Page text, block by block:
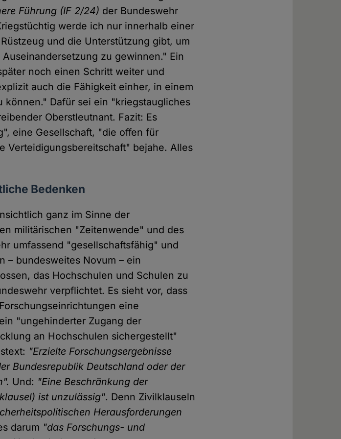
Führung (IF 2/24) der Bundeswehr
werde ich nur innerhalb einer
und die Unterstützung gibt, um
zu gewinnen." Ein
noch einen Schritt weiter und
auch die Fähigkeit einher, in einem
Dafür sei ein "kriegstaugliches
Oberstleutnant. Fazit: Es
eine Gesellschaft, "die offen für
Verteidigungsbereitschaft" bejahe. Alles
Bedenken
ganz im Sinne der
militärischen "Zeitenwende" und des
umfassend "gesellschaftsfähig" und
– bundesweites Novum – ein
das Hochschulen und Schulen zu
verpflichtet. Es sieht vor, dass
eine
"ungehinderter Zugang der
an Hochschulen sichergestellt"
"Erzielte Forschungsergebnisse
Bundesrepublik Deutschland oder der
Und: "Eine Beschränkung der
ist unzulässig". Denn Zivilklauseln
Herausforderungen
darum "das Forschungs- und